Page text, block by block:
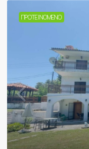
ΠΡΟΤΕΙΝΌΜΕΝΟ